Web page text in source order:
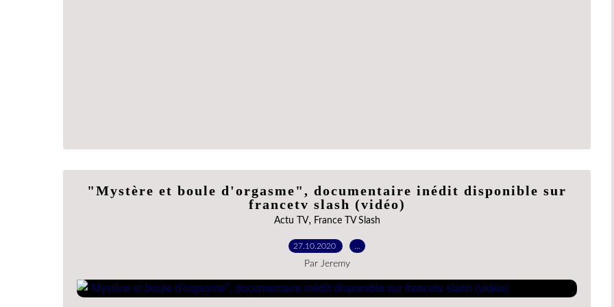
"Mystère et boule d'orgasme", documentaire inédit disponible sur
francetv slash (vidéo)
Actu TV, France TV Slash
27.10.2020
Par Jeremy